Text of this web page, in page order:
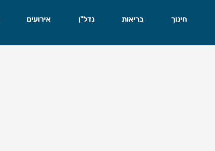
חינוך בריאות נדל"ן אירועים